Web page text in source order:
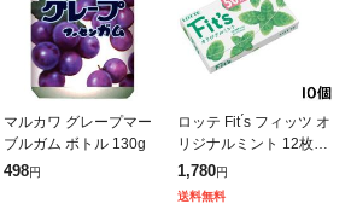
マルカワ グレープマー
ブルガム ボトル 130g
498円
ロッテ Fit ́s フィッツ オ
リジナルミント 12枚×1
0個
1,780円
送料無料